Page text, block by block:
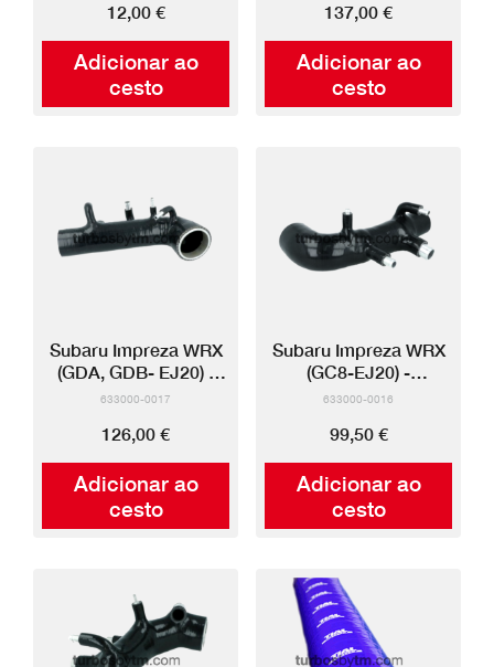
Adicionar ao
cesto
12,00 €
Adicionar ao
cesto
137,00 €
Adicionar ao
cesto
Subaru Impreza WRX
(GDA, GDB- EJ20) -
Mangueira entrada
633000-0017
126,00 €
Adicionar ao
cesto
Subaru Impreza WRX
(GC8-EJ20) -
Mangueira entrada
633000-0016
99,50 €